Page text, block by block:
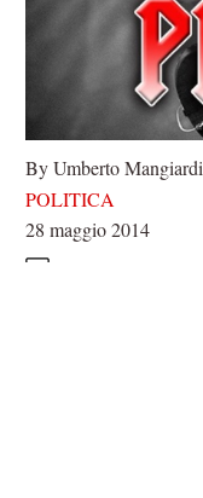
By Umberto Mangiardi
POLITICA
28 maggio 2014